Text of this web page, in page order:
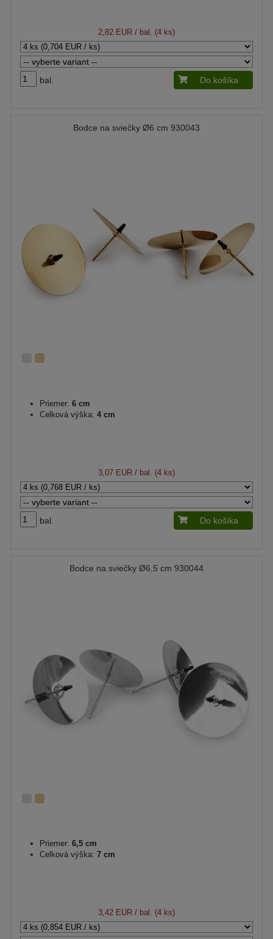
2,82 EUR / bal. (4 ks)
bal. Do košíka
Bodce na sviečky Ø6 cm 930043
Priemer: 6 cm
Celková výška: 4 cm
3,07 EUR / bal. (4 ks)
bal. Do košíka
Bodce na sviečky Ø6,5 cm 930044
Priemer: 6,5 cm
Celková výška: 7 cm
3,42 EUR / bal. (4 ks)